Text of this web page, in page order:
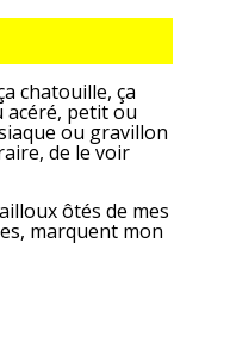
chatouille, ça
acéré, petit ou
ou gravillon
de le voir
ôtés de mes
marquent mon